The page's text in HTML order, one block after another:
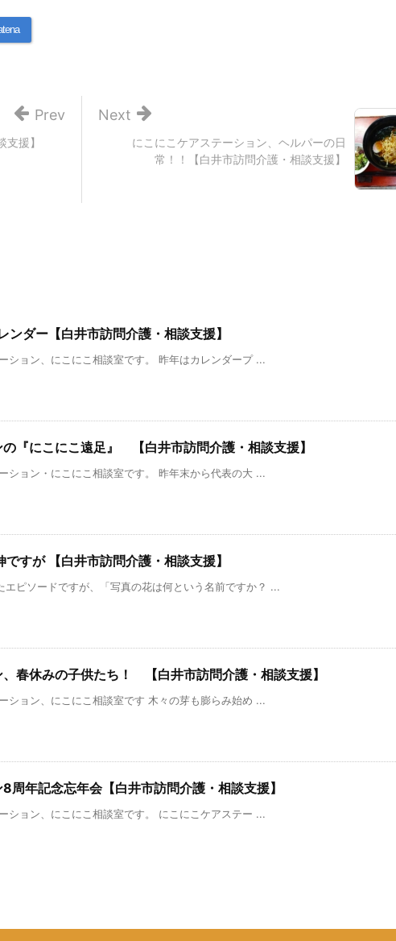
にこにこケアステーション、ヘルパーの日
常！！【白井市訪問介護・相談支援】
Next
援】
Prev
ンダー【白井市訪問介護・相談支援】
ション、にこにこ相談室です。 昨年はカレンダープ ...
『にこにこ遠足』 【白井市訪問介護・相談支援】
ション・にこにこ相談室です。 昨年末から代表の大 ...
すが 【白井市訪問介護・相談支援】
エピソードですが、「写真の花は何という名前ですか？ ...
春休みの子供たち！ 【白井市訪問介護・相談支援】
ション、にこにこ相談室です 木々の芽も膨らみ始め ...
周年記念忘年会【白井市訪問介護・相談支援】
ション、にこにこ相談室です。 にこにこケアステー ...